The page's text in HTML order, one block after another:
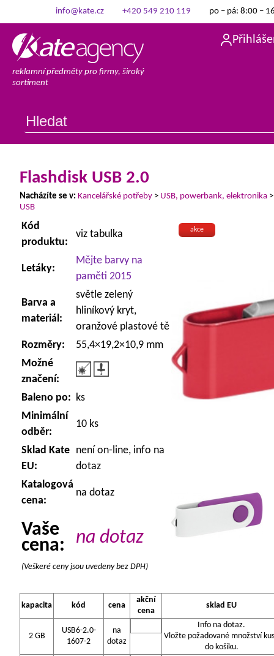
info@kate.cz +420 549 210 119 po – pá: 8:00 –
reklamní předměty pro firmy, široký
sortiment
Flashdisk USB 2.0
Nacházíte se v: Kancelářské potřeby > USB, powerbank, elektronika
USB
akce
Kód
produktu:
viz tabulka
Letáky:
Mějte barvy na
paměti 2015
Barva a
materiál:
světle zelený
hliníkový kryt,
oranžové plastové tě
Rozměry:
55,4×19,2×10,9 mm
Možné
značení:
Baleno po: ks
Minimální
odběr:
10 ks
Sklad Kate
EU:
není on-line, info na
dotaz
Katalogová
cena:
na dotaz
Vaše
cena:
na dotaz
(Veškeré ceny jsou uvedeny bez DPH)
kapacita kód cena
akční
cena
sklad EU
2 GB
USB6-2.0-
1607-2
na
dotaz
Info na dotaz.
Vložte požadované množství
do košíku.